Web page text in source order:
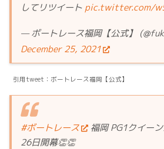
してリツイート pic.twitter.com/
— ボートレース福岡【公式】
December 25, 2021
引用tweet：ボートレース福岡【公式】
#ボートレース
福岡 PG1クイー
26日開幕👏👏